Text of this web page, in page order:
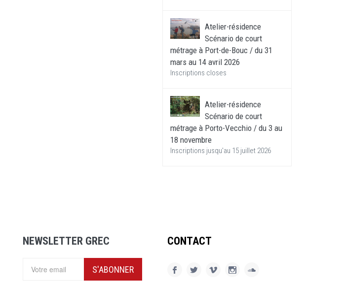
Atelier-résidence
Scénario de court
métrage à Port-de-Bouc / du 31
mars au 14 avril 2026
Inscriptions closes
Atelier-résidence
Scénario de court
métrage à Porto-Vecchio / du 3 au
18 novembre
Inscriptions jusqu'au 15 juillet 2026
NEWSLETTER GREC
S'ABONNER
CONTACT